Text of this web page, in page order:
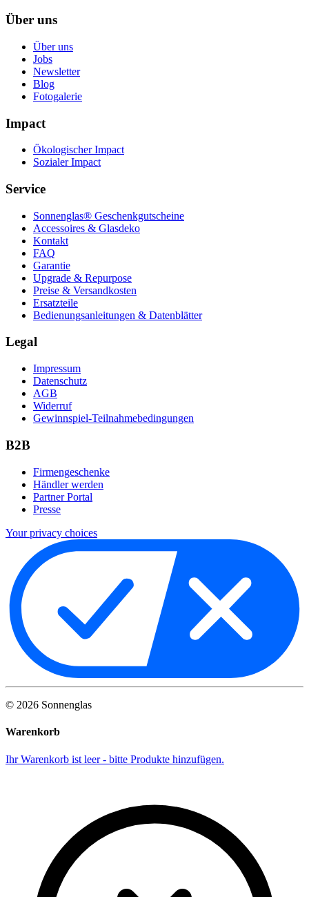
Über uns
Über uns
Jobs
Newsletter
Blog
Fotogalerie
Impact
Ökologischer Impact
Sozialer Impact
Service
Sonnenglas® Geschenkgutscheine
Accessoires & Glasdeko
Kontakt
FAQ
Garantie
Upgrade & Repurpose
Preise & Versandkosten
Ersatzteile
Bedienungsanleitungen & Datenblätter
Legal
Impressum
Datenschutz
AGB
Widerruf
Gewinnspiel-Teilnahmebedingungen
B2B
Firmengeschenke
Händler werden
Partner Portal
Presse
Your privacy choices
© 2026 Sonnenglas
Warenkorb
Ihr Warenkorb ist leer - bitte Produkte hinzufügen.